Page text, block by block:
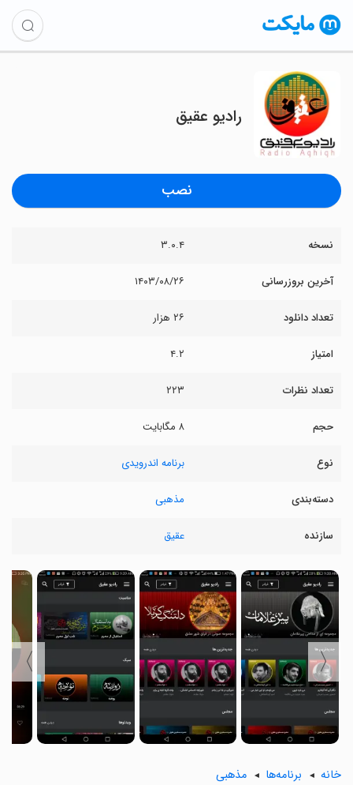
رادیو عقیق
نصب
نسخه ۳.۰.۴
آخرین بروزرسانی ۱۴۰۳/۰۸/۲۶
تعداد دانلود ۲۶ هزار
امتیاز ۴.۲
تعداد نظرات ۲۲۳
حجم ۸ مگابایت
نوع برنامه اندرویدی
دسته‌بندی مذهبی
سازنده عقیق
〈
〉
خانه برنامه‌ها مذهبی